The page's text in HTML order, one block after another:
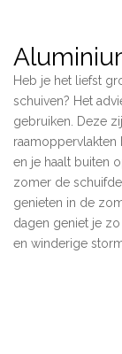
Heb je het liefst
schuiven? Het
gebruiken. Deze
raamoppervlakten
en je haalt buiten
zomer de
genieten in de
dagen geniet je
en winderige